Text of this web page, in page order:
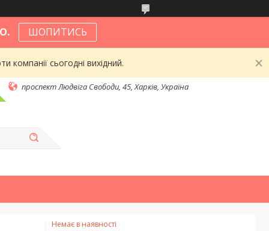
ШОПИТИСЬ
сьогодні вихідний.
проспект Людвіга Свободи, 45, Харків, Україна
Немає в наявності